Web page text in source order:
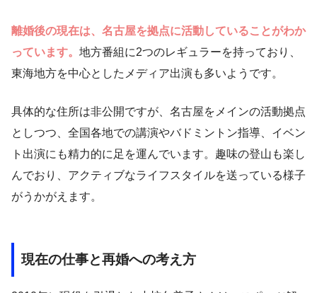
離婚後の現在は、名古屋を拠点に活動していることがわか
っています。 地方番組に2つのレギュラーを持っており、
東海地方を中心としたメディア出演も多いようです。
具体的な住所は非公開ですが、名古屋をメインの活動拠点
としつつ、全国各地での講演やバドミントン指導、イベン
ト出演にも精力的に足を運んでいます。趣味の登山も楽し
んでおり、アクティブなライフスタイルを送っている様子
がうかがえます。
現在の仕事と再婚への考え方